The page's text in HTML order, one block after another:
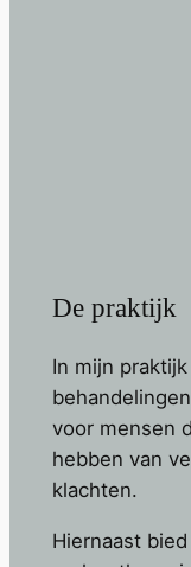
De praktijk
In mijn
voor mensen
hebben van
klachten.
Hiernaast